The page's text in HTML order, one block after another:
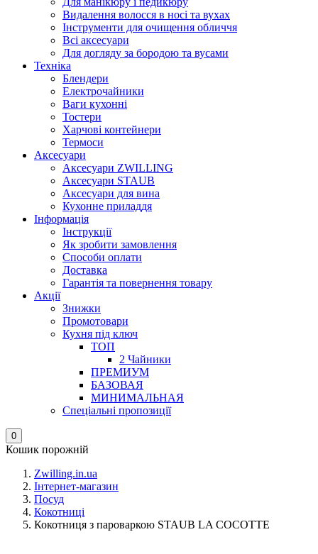
Видалення волосся в носі та вухах
Інструменти для очищення обличчя
Всі аксесуари
Для догляду за бородою та вусами
Техніка
Блендери
Електрочайники
Ваги кухонні
Тостери
Харчові контейнери
Термоси
Аксесуари
Аксесуари ZWILLING
Аксесуари STAUB
Аксесуари для вина
Кухонне приладдя
Інформація
Інструкції
Як зробити замовлення
Способи оплати
Доставка
Гарантія та повернення товару
Акції
Знижки
Промотовари
Кухня під ключ
ТОП
2 Чайники
ПРЕМИУМ
БАЗОВАЯ
МИНИМАЛЬНАЯ
Спеціальні пропозиції
0
Кошик порожній
Zwilling.in.ua
Інтернет-магазин
Посуд
Кокотниці
Кокотниця з пароваркою STAUB LA COCOTTE